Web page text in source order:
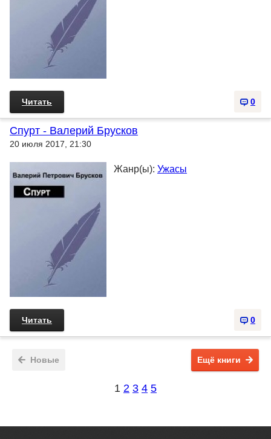
0
Читать
Спурт - Валерий Брусков
20 июля 2017, 21:30
Жанр(ы): Ужасы
0
Читать
Новые Ещё книги
1 2 3 4 5